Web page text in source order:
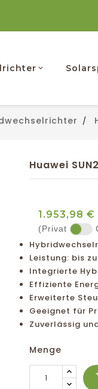
Huawei
1.953,98 €
(Privat
Leistung: bis zu
Integrierte
Effiziente
Erweiterte
Geeignet für
Zuverlässig
Menge